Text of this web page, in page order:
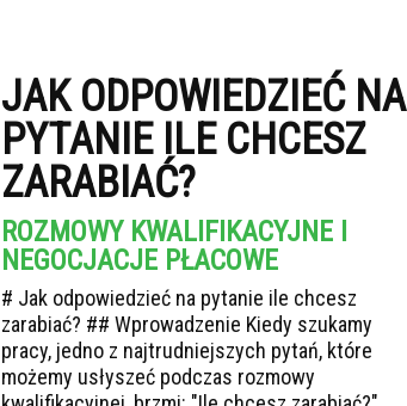
JAK ODPOWIEDZIEĆ NA
PYTANIE ILE CHCESZ
ZARABIAĆ?
ROZMOWY KWALIFIKACYJNE I
NEGOCJACJE PŁACOWE
# Jak odpowiedzieć na pytanie ile chcesz
zarabiać? ## Wprowadzenie Kiedy szukamy
pracy, jedno z najtrudniejszych pytań, które
możemy usłyszeć podczas rozmowy